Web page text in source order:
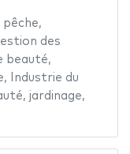
pêche,
des
beauté,
,
Industrie du
, jardinage,